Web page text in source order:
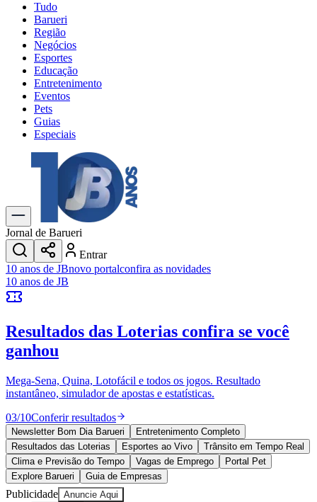
Tudo
Barueri
Região
Negócios
Esportes
Educação
Entretenimento
Eventos
Pets
Guias
Especiais
Explore Tudo
Últimas Notícias
Previsão do Tempo
Trânsito e Rotas
Dia a Dia & Lazer
Transportes
Gastronomia
Cinema & Shows
JogosNovo
Anuncie no Portal
Cadastrar Empresa
Divulgar Vagas
Política
Esportes
Saúde
Segurança
Cultura
Meio Ambiente
Obras
Educação
Jornal de Barueri
Entrar
10 anos de JBnovo portalconfira as novidades
10 anos de JB
Resultados das Loterias confira se você
ganhou
Mega-Sena, Quina, Lotofácil e todos os jogos. Resultado
instantâneo, simulador de apostas e estatísticas.
03/10Conferir resultados
Newsletter Bom Dia Barueri
Entretenimento Completo
Resultados das Loterias
Esportes ao Vivo
Trânsito em Tempo Real
Clima e Previsão do Tempo
Vagas de Emprego
Portal Pet
Explore Barueri
Guia de Empresas
Publicidade Anuncie Aqui